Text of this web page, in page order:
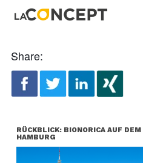
Share:
RÜCKBLICK: BIONORICA AUF
HAMBURG